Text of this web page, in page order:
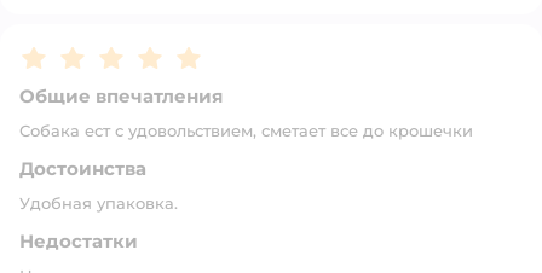
Рейтинг:5
Общие впечатления
Собака ест с удовольствием, сметает все до крошечки
Достоинства
Удобная упаковка.
Недостатки